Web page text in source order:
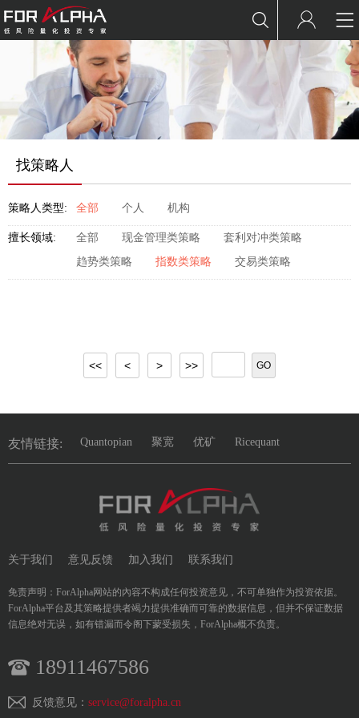
找策略人
策略人类型: 全部 个人 机构
擅长领域: 全部 现金管理类策略
套利对冲类策略
趋势类策略
指数类策略 交易类策略
<< < > >> GO
友情链接: Quantopian 聚宽 优矿 Ricequant
关于我们 意见反馈 加入我们 联系我们
免责声明：ForAlpha网站的內容不构成任何投资意见，不可单独作为投资依据。
ForAlpha平台及其策略提供者竭力提供准确而可靠的数据信息，但并不保证数据
信息绝对无误，如有错漏而令阁下蒙受损失，ForAlpha概不负责。
18911467586
反馈意见： service@foralpha.cn